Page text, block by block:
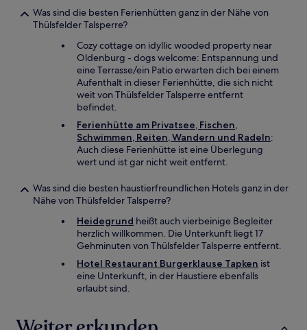
Was sind die besten Ferienhütten ganz in der Nähe von
Thülsfelder Talsperre?
Cozy cottage on idyllic wooded property near
Oldenburg - dogs welcome: Entspannung und
eine Terrasse/ein Patio erwarten dich bei einem
Aufenthalt in dieser Ferienhütte, die sich nicht
weit von Thülsfelder Talsperre entfernt
befindet.
Ferienhütte am Privatsee, Fischen,
Schwimmen, Reiten, Wandern und Radeln:
Auch diese Ferienhütte ist eine Überlegung
wert und ist gar nicht weit entfernt.
Was sind die besten haustierfreundlichen Hotels ganz in der
Nähe von Thülsfelder Talsperre?
Heidegrund heißt auch vierbeinige Begleiter
herzlich willkommen. Die Unterkunft liegt 17
Gehminuten von Thülsfelder Talsperre entfernt.
Hotel Restaurant Burgerklause Tapken ist
eine Unterkunft, in der Haustiere ebenfalls
erlaubt sind.